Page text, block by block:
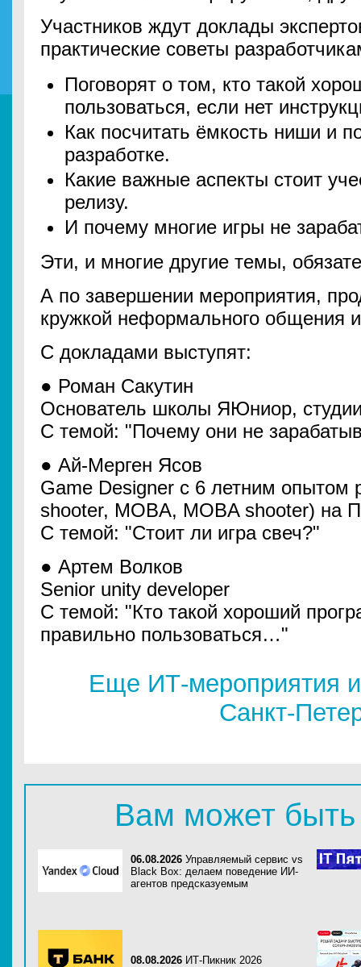
Участников ждут доклады
практические советы
Поговорят о том, кто такой
пользоваться, если нет
Как посчитать ёмкость ниши и
разработке.
Какие важные аспекты стоит
релизу.
И почему многие игры не
Эти, и многие другие темы,
А по завершении мероприятия,
кружкой неформального общения
С докладами выступят:
● Роман Сакутин
Основатель школы ЯЮниор,
С темой: "Почему они не
● Ай-Мерген Ясов
Game Designer с 6 летним опытом
shooter, MOBA, MOBA shooter) на
С темой: "Стоит ли игра свеч?"
● Артем Волков
Senior unity developer
С темой: "Кто такой хороший
правильно пользоваться…"
Еще ИТ-мероприятия
Санкт-
Вам может быть
06.08.2026 Управляемый сервис vs
Black Box: делаем поведение ИИ-
агентов предсказуемым
08.08.2026 ИТ-Пикник 2026